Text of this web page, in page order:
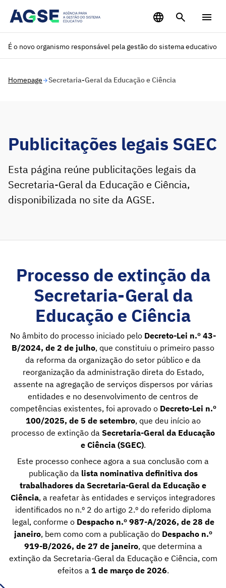
É o novo organismo responsável pela gestão do sistema educativo
Homepage Secretaria-Geral da Educação e Ciência
Publicitações legais SGEC
Esta página reúne publicitações legais da
Secretaria-Geral da Educação e Ciência,
disponibilizada no site da AGSE.
Processo de extinção da
Secretaria-Geral da
Educação e Ciência
No âmbito do processo iniciado pelo Decreto-Lei n.º 43-
B/2024, de 2 de julho, que constituiu o primeiro passo
da reforma da organização do setor público e da
reorganização da administração direta do Estado,
assente na agregação de serviços dispersos por várias
entidades e no desenvolvimento de centros de
competências existentes, foi aprovado o Decreto-Lei n.º
100/2025, de 5 de setembro, que deu início ao
processo de extinção da Secretaria-Geral da Educação
e Ciência (SGEC).
Este processo conhece agora a sua conclusão com a
publicação da lista nominativa definitiva dos
trabalhadores da Secretaria-Geral da Educação e
Ciência, a reafetar às entidades e serviços integradores
identificados no n.º 2 do artigo 2.º do referido diploma
legal, conforme o Despacho n.º 987-A/2026, de 28 de
janeiro, bem como com a publicação do Despacho n.º
919-B/2026, de 27 de janeiro, que determina a
extinção da Secretaria-Geral da Educação e Ciência, com
efeitos a 1 de março de 2026.